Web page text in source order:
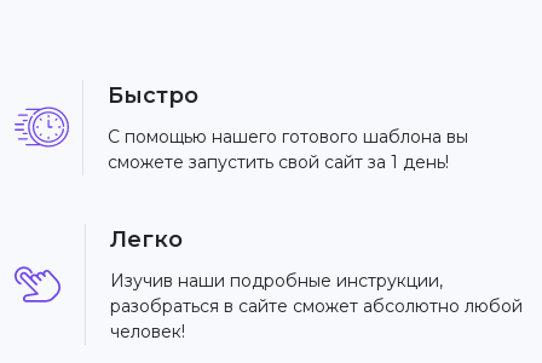
Быстро
С помощью нашего готового шаблона вы
сможете запустить свой сайт за 1 день!
Легко
Изучив наши подробные инструкции,
разобраться в сайте сможет абсолютно любой
человек!